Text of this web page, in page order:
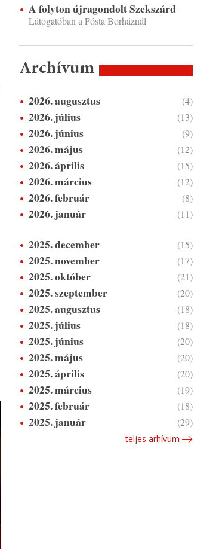
A folyton újragondolt Szekszárd
Látogatóban a Pósta Borháznál
Archívum
2026. augusztus (4)
2026. július (13)
2026. június (9)
2026. május (12)
2026. április (15)
2026. március (12)
2026. február (8)
2026. január (11)
2025. december (15)
2025. november (17)
2025. október (21)
2025. szeptember (20)
2025. augusztus (18)
2025. július (18)
2025. június (20)
2025. május (20)
2025. április (20)
2025. március (19)
2025. február (18)
2025. január (29)
teljes arhívum